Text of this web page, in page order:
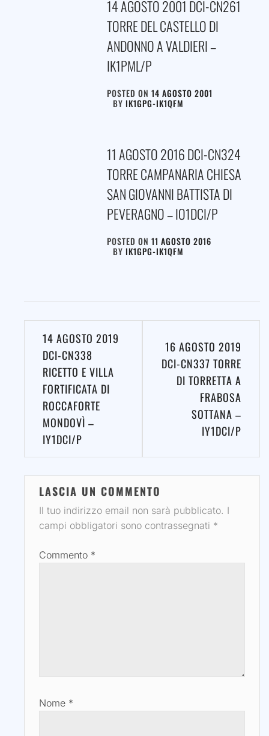
14 AGOSTO 2001 DCI-CN261
TORRE DEL CASTELLO DI
ANDONNO A VALDIERI –
IK1PML/P
POSTED ON 14 AGOSTO 2001
BY IK1GPG-IK1QFM
11 AGOSTO 2016 DCI-CN324
TORRE CAMPANARIA CHIESA
SAN GIOVANNI BATTISTA DI
PEVERAGNO – IO1DCI/P
POSTED ON 11 AGOSTO 2016
BY IK1GPG-IK1QFM
Navigazione
articoli
14 AGOSTO 2019
DCI-CN338
RICETTO E VILLA
FORTIFICATA DI
ROCCAFORTE
MONDOVÌ –
IY1DCI/P
16 AGOSTO 2019
DCI-CN337 TORRE
DI TORRETTA A
FRABOSA
SOTTANA –
IY1DCI/P
LASCIA UN COMMENTO
Il tuo indirizzo email non sarà pubblicato. I
campi obbligatori sono contrassegnati *
Commento *
Nome *